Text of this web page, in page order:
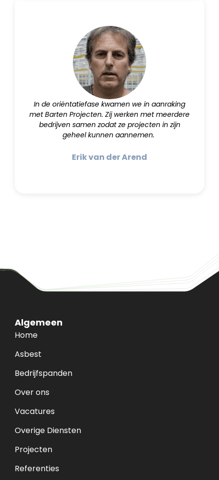
In de oriëntatiefase kwamen we in aanraking
met Barten Projecten. Zij werken met meerdere
bedrijven samen zodat ze projecten in zijn
geheel kunnen aannemen.
Erik van der Arend
Algemeen
Home
Asbest
Bedrijfspanden
Over ons
Vacatures
Overige Diensten
Projecten
Referenties